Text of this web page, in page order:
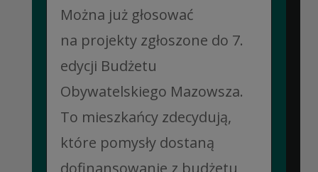
Można już głosować
na projekty zgłoszone do 7.
edycji Budżetu
Obywatelskiego Mazowsza.
To mieszkańcy zdecydują,
które pomysły dostaną